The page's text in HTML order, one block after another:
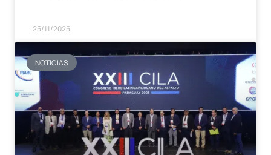
25/11/2025
NOTICIAS